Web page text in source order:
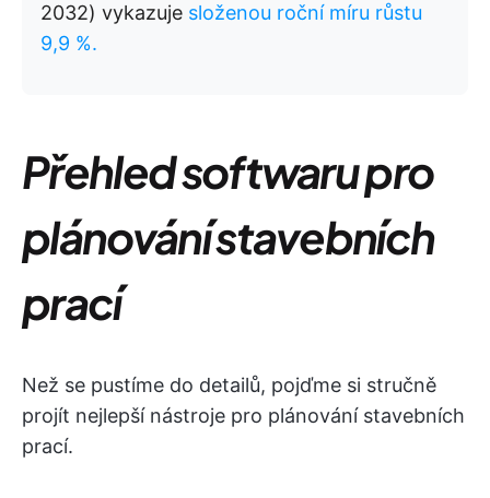
2032) vykazuje složenou roční míru růstu
9,9 %.
Přehled softwaru pro
plánování stavebních
prací
Než se pustíme do detailů, pojďme si stručně
projít nejlepší nástroje pro plánování stavebních
prací.